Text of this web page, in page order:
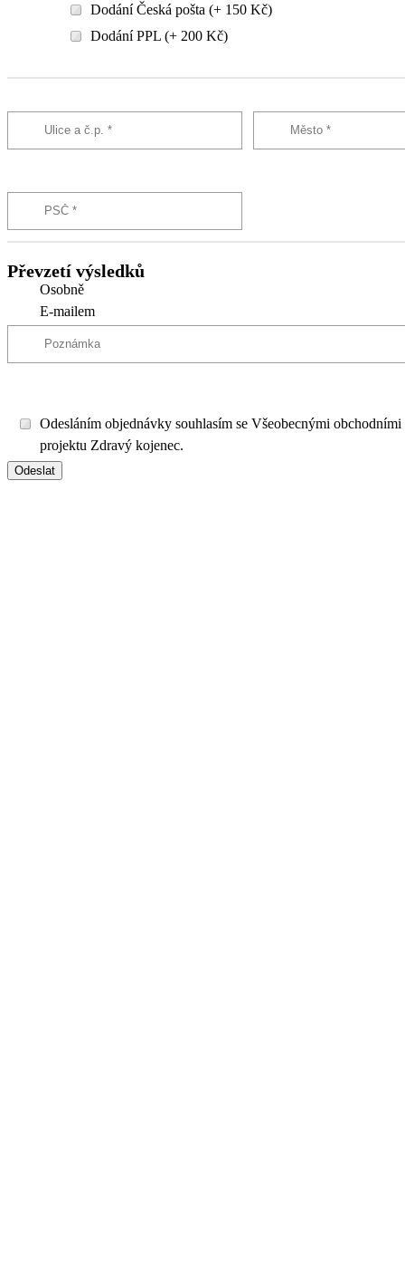
Dodání Česká pošta (+ 150 Kč)
Dodání PPL (+ 200 Kč)
Převzetí výsledků
Osobně
E-mailem
Odesláním objednávky souhlasím se Všeobecnými
projektu Zdravý kojenec.